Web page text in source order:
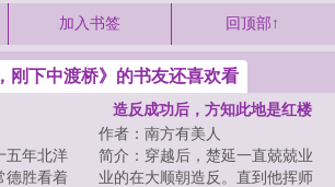
加入书签 回顶部↑
刚下中渡桥》的书友还喜欢看
五年北洋
德胜看着
造反成功后，方知此地是红楼
作者：南方有美人
简介：穿越后，楚延一直兢兢业
业的在大顺朝造反。直到他挥师